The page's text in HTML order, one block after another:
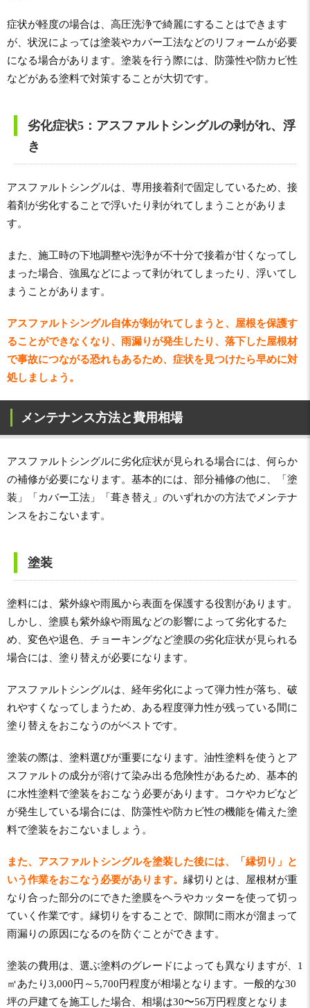
症状が軽度の場合は、高圧洗浄で綺麗にすることはできます
が、状況によっては塗装やカバー工法などのリフォームが必要
になる場合があります。塗装を行う際には、防藻性や防カビ性
などがある塗料で対策することが大切です。
劣化症状5：アスファルトシングルの剥がれ、浮
き
アスファルトシングルは、専用接着剤で固定しているため、接
着剤が劣化することで浮いたり剥がれてしまうことがありま
す。
また、施工時の下地調整や洗浄が不十分で接着が甘くなってし
まった場合、強風などによって剥がれてしまったり、浮いてし
まうことがあります。
アスファルトシングル自体が剝がれてしまうと、屋根を保護す
ることができなくなり、雨漏りが発生したり、落下した屋根材
で事故につながる恐れもあるため、症状を見つけたら早めに対
処しましょう。
メンテナンス方法と費用相場
アスファルトシングルに劣化症状が見られる場合には、何らか
の補修が必要になります。基本的には、部分補修の他に、「塗
装」「カバー工法」「葺き替え」のいずれかの方法でメンテナ
ンスをおこないます。
塗装
塗料には、紫外線や雨風から表面を保護する役割があります。
しかし、塗膜も紫外線や雨風などの影響によって劣化するた
め、変色や退色、チョーキングなど塗膜の劣化症状が見られる
場合には、塗り替えが必要になります。
アスファルトシングルは、経年劣化によって弾力性が落ち、破
れやすくなってしまうため、ある程度弾力性が残っている間に
塗り替えをおこなうのがベストです。
塗装の際は、塗料選びが重要になります。油性塗料を使うとア
スファルトの成分が溶けて染み出る危険性があるため、基本的
に水性塗料で塗装をおこなう必要があります。コケやカビなど
が発生している場合には、防藻性や防カビ性の機能を備えた塗
料で塗装をおこないましょう。
また、アスファルトシングルを塗装した後には、「縁切り」と
いう作業をおこなう必要があります。 縁切りとは、屋根材が重
なり合った部分のにできた塗膜をヘラやカッターを使って切っ
ていく作業です。縁切りをすることで、隙間に雨水が溜まって
雨漏りの原因になるのを防ぐことができます。
塗装の費用は、選ぶ塗料のグレードによっても異なりますが、1
㎡あたり3,000円～5,700円程度が相場となります。一般的な30
坪の戸建てを施工した場合、相場は30〜56万円程度となりま